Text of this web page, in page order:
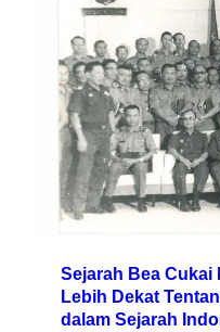
Sejarah Bea Cukai
Lebih Dekat
dalam Sejarah